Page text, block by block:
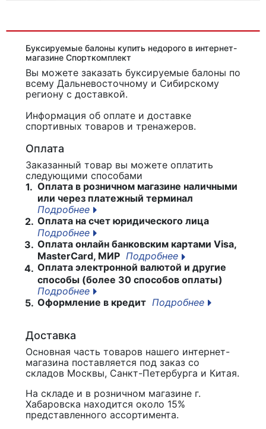
Буксируемые балоны купить недорого в интернет-
магазине Спорткомплект
Вы можете заказать буксируемые балоны по
всему Дальневосточному и Сибирскому
региону с доставкой.
Информация об оплате и доставке
спортивных товаров и тренажеров.
Оплата
Заказанный товар вы можете оплатить
следующими способами
1. Оплата в розничном магазине наличными
или через платежный терминал
Подробнее
2. Оплата на счет юридического лица
Подробнее
3. Оплата онлайн банковским картами Visa,
MasterCard, МИР Подробнее
4. Оплата электронной валютой и другие
способы (более 30 способов оплаты)
Подробнее
5. Оформление в кредит Подробнее
Доставка
Основная часть товаров нашего интернет-
магазина поставляется под заказ со
складов Москвы, Санкт-Петербурга и Китая.
На складе и в розничном магазине г.
Хабаровска находится около 15%
представленного ассортимента.